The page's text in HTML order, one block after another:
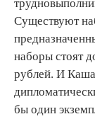
Существуют
наборы стоят
рублей. И
бы один